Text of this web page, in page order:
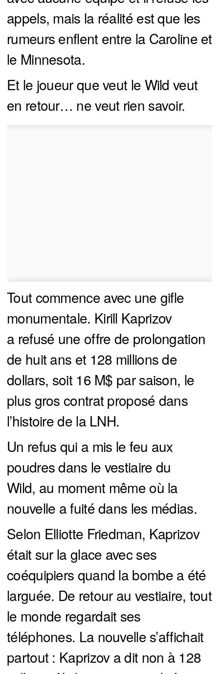
appels, mais la réalité est que les
rumeurs enflent entre la Caroline et
le Minnesota.
Et le joueur que veut le Wild veut
en retour… ne veut rien savoir.
Tout commence avec une gifle
monumentale. Kirill Kaprizov
a refusé une offre de prolongation
de huit ans et 128 millions de
dollars, soit 16 M$ par saison, le
plus gros contrat proposé dans
l’histoire de la LNH.
Un refus qui a mis le feu aux
poudres dans le vestiaire du
Wild, au moment même où la
nouvelle a fuité dans les médias.
Selon Elliotte Friedman, Kaprizov
était sur la glace avec ses
coéquipiers quand la bombe a été
larguée. De retour au vestiaire, tout
le monde regardait ses
téléphones. La nouvelle s’affichait
partout : Kaprizov a dit non à 128